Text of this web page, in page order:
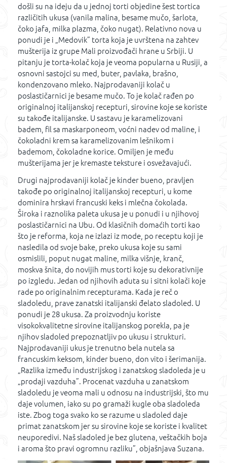
došli su na ideju da u jednoj torti objedine šest tortica
različitih ukusa (vanila malina, besame mučo, šarlota,
čoko jafa, milka plazma, čoko nugat). Relativno nova u
ponudi je i „Medovik” torta koja je uvrštena na zahtev
mušterija iz grupe Mali proizvođači hrane u Srbiji. U
pitanju je torta-kolač koja je veoma popularna u Rusiji, a
osnovni sastojci su med, buter, pavlaka, brašno,
kondenzovano mleko. Najprodavaniji kolač u
poslastičarnici je besame mučo. To je kolač rađen po
originalnoj italijanskoj recepturi, sirovine koje se koriste
su takođe italijanske. U sastavu je karamelizovani
badem, fil sa maskarponeom, voćni nadev od maline, i
čokoladni krem sa karamelizovanim lešnikom i
bademom, čokoladne korice. Omiljen je među
mušterijama jer je kremaste teksture i osvežavajući.
Drugi najprodavaniji kolač je kinder bueno, pravljen
takođe po originalnoj italijanskoj recepturi, u kome
dominira hrskavi francuski keks i mlečna čokolada.
Široka i raznolika paleta ukusa je u ponudi i u njihovoj
poslastičarnici na Ubu. Od klasičnih domaćih torti kao
što je reforma, koja ne izlazi iz mode, po receptu koji je
nasledila od svoje bake, preko ukusa koje su sami
osmislili, poput nugat maline, milka višnje, kranč,
moskva šnita, do novijih mus torti koje su dekorativnije
po izgledu. Jedan od njihovih aduta su i sitni kolači koje
rade po originalnim recepturama. Kada je reč o
sladoledu, prave zanatski italijanski đelato sladoled. U
ponudi je 28 ukusa. Za proizvodnju koriste
visokokvalitetne sirovine italijanskog porekla, pa je
njihov sladoled prepoznatljiv po ukusu i strukturi.
Najprodavaniji ukus je trenutno bela nutela sa
francuskim keksom, kinder bueno, don vito i šerimanija.
„Razlika između industrijskog i zanatskog sladoleda je u
„prodaji vazduha”. Procenat vazduha u zanatskom
sladoledu je veoma mali u odnosu na industrijski, što mu
daje volumen, iako su po gramaži kugle oba sladoleda
iste. Zbog toga svako ko se razume u sladoled daje
primat zanatskom jer su sirovine koje se koriste i kvalitet
neuporedivi. Naš sladoled je bez glutena, veštačkih boja
i aroma što pravi ogromnu razliku”, objašnjava Suzana.